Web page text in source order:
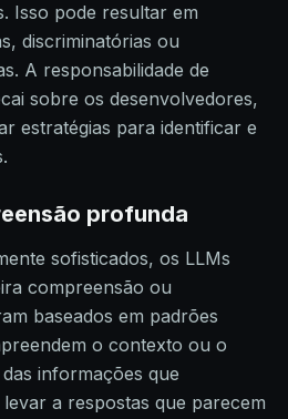
Isso pode resultar em
discriminatórias ou
A responsabilidade de
sobre os desenvolvedores,
estratégias para identificar e
profunda
sofisticados, os LLMs
compreensão ou
baseados em padrões
o contexto ou o
informações que
a respostas que parecem